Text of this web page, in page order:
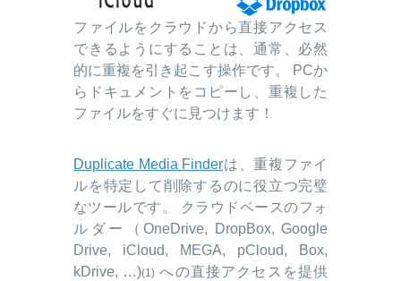
ファイルをクラウドから直接アクセス
できるようにすることは、通常、必然
的に重複を引き起こす操作です。 PCか
らドキュメントをコピーし、重複した
ファイルをすぐに見つけます！
Duplicate Media Finderは、重複ファイ
ルを特定して削除するのに役立つ完璧
なツールです。 クラウドベースのフォ
ルダー（OneDrive, DropBox, Google
Drive, iCloud, MEGA, pCloud, Box,
kDrive, …)(1) への直接アクセスを提供